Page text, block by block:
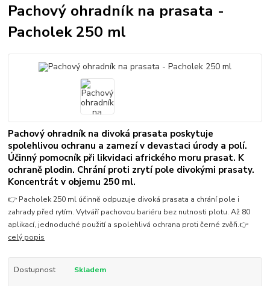
Pachový ohradník na prasata -
Pacholek 250 ml
Pachový ohradník na divoká prasata poskytuje
spolehlivou ochranu a zamezí v devastaci úrody a polí.
Účinný pomocník při likvidaci afrického moru prasat. K
ochraně plodin. Chrání proti zrytí pole divokými prasaty.
Koncentrát v objemu 250 ml.
👉 Pacholek 250 ml účinně odpuzuje divoká prasata a chrání pole i
zahrady před rytím. Vytváří pachovou bariéru bez nutnosti plotu. Až 80
aplikací, jednoduché použití a spolehlivá ochrana proti černé zvěři.👉
celý popis
Dostupnost Skladem